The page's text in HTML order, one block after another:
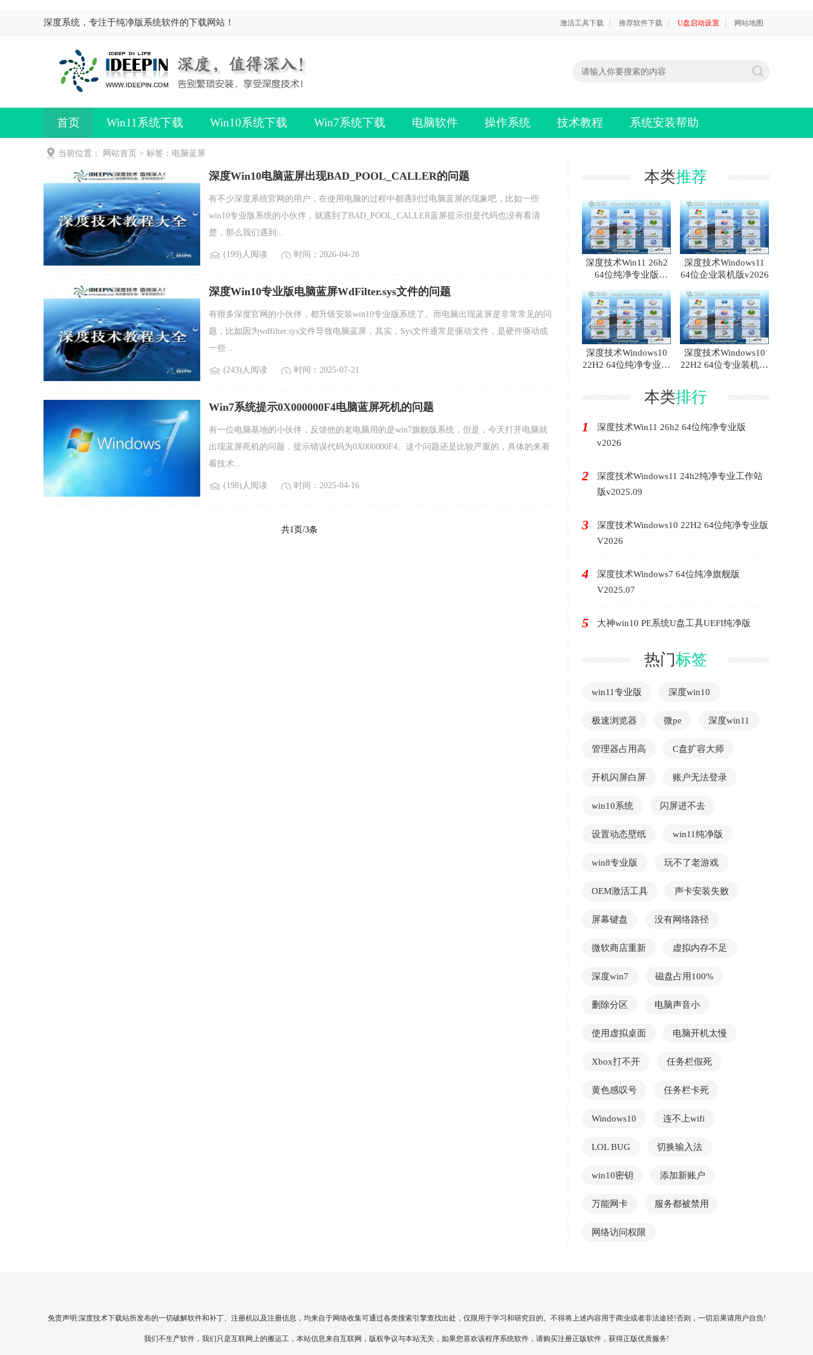
深度系统，专注于纯净版系统软件的下载网站！ 激活工具下载 推荐软件下载 U盘启动设置 网站地图
首页 Win11系统下载 Win10系统下载 Win7系统下载 电脑软件 操作系统 技术教程 系统安装帮助
当前位置： 网站首页 > 标签：电脑蓝屏
深度Win10电脑蓝屏出现BAD_POOL_CALLER的问题
有不少深度系统官网的用户，在使用电脑的过程中都遇到过电脑蓝屏的现象吧，比如一些
win10专业版系统的小伙伴，就遇到了BAD_POOL_CALLER蓝屏提示但是代码也没有看清
楚，那么我们遇到...
(199)人阅读 时间：2026-04-28
深度Win10专业版电脑蓝屏WdFilter.sys文件的问题
有很多深度官网的小伙伴，都升级安装win10专业版系统了。而电脑出现蓝屏是非常常见的问
题，比如因为wdfilter.sys文件导致电脑蓝屏，其实，Sys文件通常是驱动文件，是硬件驱动或
一些...
(243)人阅读 时间：2025-07-21
Win7系统提示0X000000F4电脑蓝屏死机的问题
有一位电脑基地的小伙伴，反馈他的老电脑用的是win7旗舰版系统，但是，今天打开电脑就
出现蓝屏死机的问题，提示错误代码为0X000000F4。这个问题还是比较严重的，具体的来看
看技术...
(198)人阅读 时间：2025-04-16
共1页/3条
本类推荐
深度技术Win11 26h2
64位纯净专业版
深度技术Windows11
64位企业装机版v2026
深度技术Windows10
22H2 64位纯净专业版
深度技术Windows10
22H2 64位专业装机版
本类排行
1
深度技术Win11 26h2 64位纯净专业版
v2026
2
深度技术Windows11 24h2纯净专业工作站
版v2025.09
3
深度技术Windows10 22H2 64位纯净专业版
V2026
4
深度技术Windows7 64位纯净旗舰版
V2025.07
5 大神win10 PE系统U盘工具UEFI纯净版
热门标签
win11专业版 深度win10
极速浏览器 微pe 深度win11
管理器占用高 C盘扩容大师
开机闪屏白屏 账户无法登录
win10系统 闪屏进不去
设置动态壁纸 win11纯净版
win8专业版 玩不了老游戏
OEM激活工具 声卡安装失败
屏幕键盘 没有网络路径
微软商店重新 虚拟内存不足
深度win7 磁盘占用100%
删除分区 电脑声音小
使用虚拟桌面 电脑开机太慢
Xbox打不开 任务栏假死
黄色感叹号 任务栏卡死
Windows10 连不上wifi
LOL BUG 切换输入法
win10密钥 添加新账户
万能网卡 服务都被禁用
网络访问权限
免责声明:深度技术下载站所发布的一切破解软件和补丁、注册机以及注册信息，均来自于网络收集可通过各类搜索引擎查找出处，仅限用于学习和研究目的。不得将上述内容用于商业或者非法途径!否则，一切后果请用户自负!
我们不生产软件，我们只是互联网上的搬运工，本站信息来自互联网，版权争议与本站无关，如果您喜欢该程序系统软件，请购买注册正版软件，获得正版优质服务!